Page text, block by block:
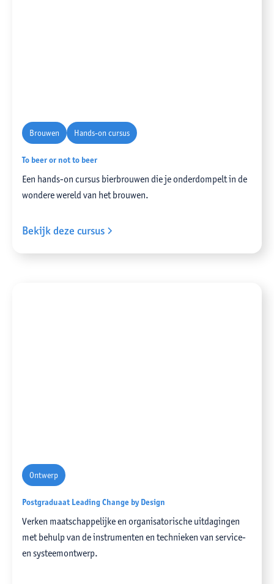
Brouwen Hands-on cursus
To beer or not to beer
Een hands-on cursus bierbrouwen die je onderdompelt in de
wondere wereld van het brouwen.
Bekijk deze cursus
Ontwerp
Postgraduaat Leading Change by Design
Verken maatschappelijke en organisatorische uitdagingen
met behulp van de instrumenten en technieken van service-
en systeemontwerp.